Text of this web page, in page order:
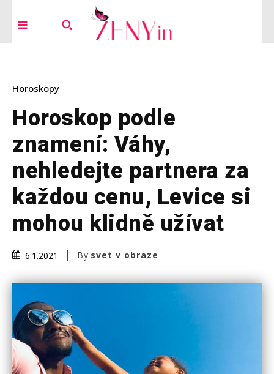
Horoskopy
Horoskop podle
znamení: Váhy,
nehledejte partnera za
každou cenu, Levice si
mohou klidně užívat
6.1.2021 By svet v obraze